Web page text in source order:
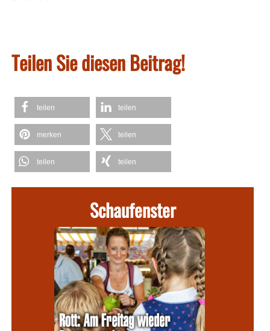
Teilen Sie diesen Beitrag!
teilen teilen
merken teilen
teilen teilen
Schaufenster